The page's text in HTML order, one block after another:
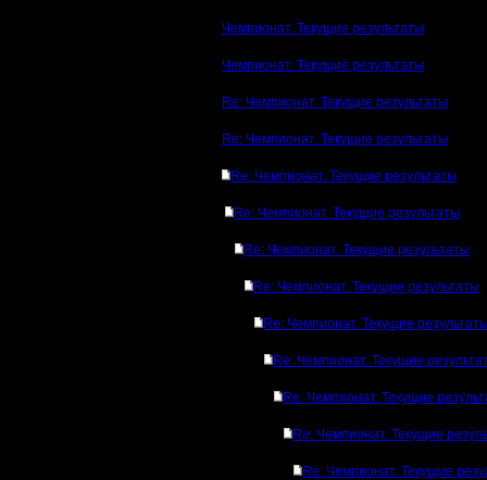
Чемпионат. Текущие результаты
Чемпионат. Текущие результаты
Re: Чемпионат. Текущие результаты
Re: Чемпионат. Текущие результаты
Re: Чемпионат. Текущие результаты
Re: Чемпионат. Текущие результаты
Re: Чемпионат. Текущие результаты
Re: Чемпионат. Текущие результаты
Re: Чемпионат. Текущие
Re: Чемпионат. Текущие
Re: Чемпионат. Текущие
Re: Чемпионат. Текущие
Re: Чемпионат. Текущие